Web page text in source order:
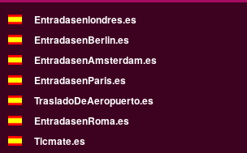
Entradasenlondres.es
EntradasenBerlin.es
EntradasenAmsterdam.es
EntradasenParis.es
TrasladoDeAeropuerto.es
EntradasenRoma.es
Ticmate.es